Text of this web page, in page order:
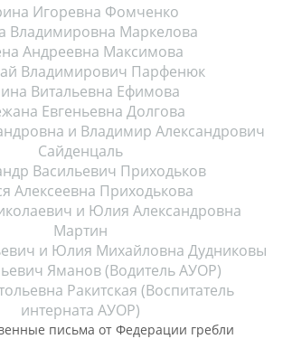
Игоревна Фомченко
Владимировна Маркелова
Андреевна Максимова
Владимирович Парфенюк
Витальевна Ефимова
Евгеньевна Долгова
и Владимир Александрович
Сайденцаль
Васильевич Приходьков
Алексеевна Приходькова
и Юлия Александровна
Мартин
и Юлия Михайловна Дудниковы
Яманов (Водитель АУОР)
Ракитская (Воспитатель
интерната АУОР)
письма от Федерации гребли